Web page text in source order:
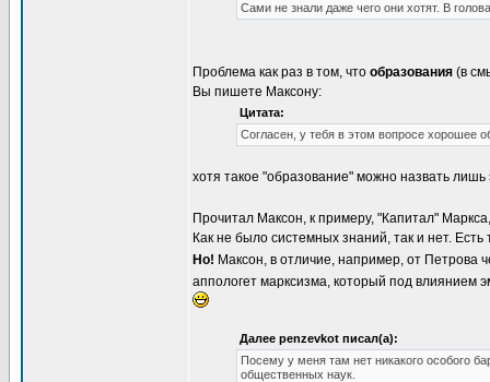
Сами не знали даже чего они хотят. В
Проблема как раз в том, что образования (в
Вы пишете Максону:
Цитата:
Согласен, у тебя в этом вопросе хорошее
хотя такое "образование" можно назвать лишь
Прочитал Максон, к примеру, "Капитал"
Как не было системных знаний, так и нет.
Но! Максон, в отличие, например, от Петрова
аппологет марксизма, который под
Далее penzevkot писал(а):
Посему у меня там нет никакого особого
общественных наук.